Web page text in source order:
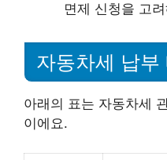
면제 신청을 고
자동차세 납부
아래의 표는 자동차세
이에요.